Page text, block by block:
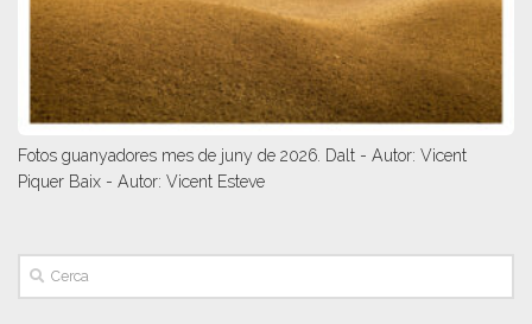
Fotos guanyadores mes de juny de 2026. Dalt - Autor: Vicent
Piquer Baix - Autor: Vicent Esteve